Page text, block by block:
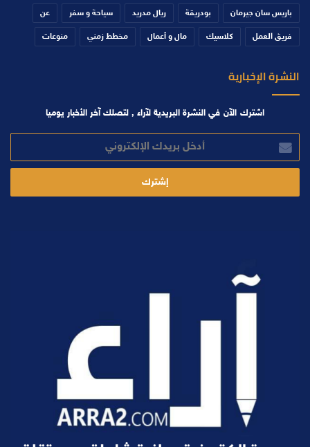
باريس سان جيرمان بودريقة ريال مدريد سياحة و سفر عن
فريق العمل كلاسيك مال و أعمال مخطط زمني منوعات
النشرة الإخبارية
اشترك الآن في النشرة البريدية لآراء , لتصلك آخر الأخبار يوميا
بريدك
الإلكتروني